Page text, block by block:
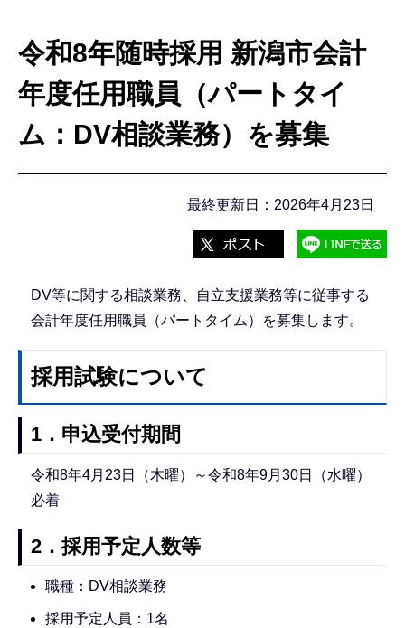
令和8年随時採用 新潟市会計
年度任用職員（パートタイ
ム：DV相談業務）を募集
最終更新日：2026年4月23日
DV等に関する相談業務、自立支援業務等に従事する
会計年度任用職員（パートタイム）を募集します。
採用試験について
1．申込受付期間
令和8年4月23日（木曜）～令和8年9月30日（水曜）
必着
2．採用予定人数等
職種：DV相談業務
採用予定人員：1名